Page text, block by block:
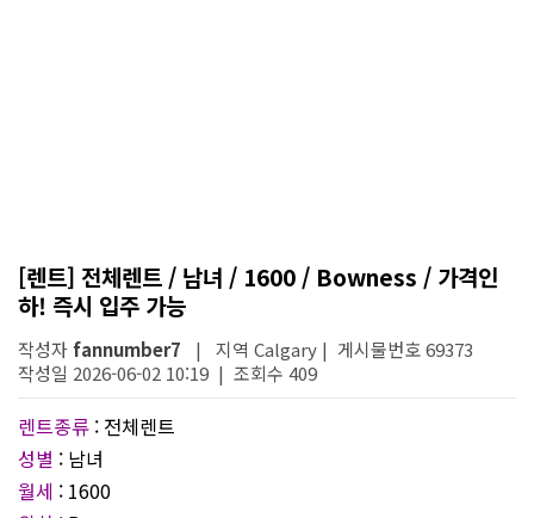
[렌트] 전체렌트 / 남녀 / 1600 / Bowness / 가격인
하! 즉시 입주 가능
작성자fannumber7 | 지역 Calgary | 게시물번호 69373
작성일 2026-06-02 10:19 | 조회수 409
렌트종류 : 전체렌트
성별 : 남녀
월세 : 1600